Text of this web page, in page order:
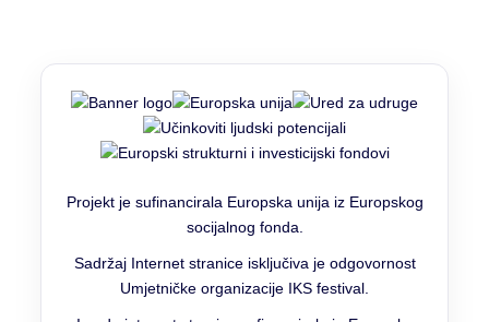
Projekt je sufinancirala Europska unija iz Europskog
socijalnog fonda.
Sadržaj Internet stranice isključiva je odgovornost
Umjetničke organizacije IKS festival.